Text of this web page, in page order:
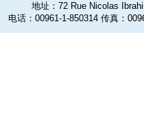
地址：72 Rue Nicolas
电话：00961-1-850314 传真：